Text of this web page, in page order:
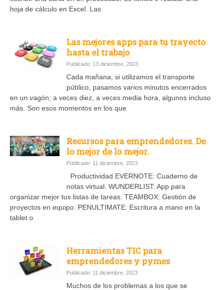
hoja de cálculo en Excel. Las
Las mejores apps para tu trayecto
hasta el trabajo
Publicado: 13 diciembre, 2023
Cada mañana, si utilizamos el transporte
público, pasamos varios minutos encerrados
en un vagón; a veces diez, a veces media hora, algunos incluso
más. Son esos momentos en los que
Recursos para emprendedores. De
lo mejor de lo mejor.
Publicado: 11 diciembre, 2023
Productividad EVERNOTE: Cuaderno de
notas virtual. WUNDERLIST: App para
organizar mejor tus listas de tareas. TEAMBOX: Gestión de
proyectos en equipo. PENULTIMATE: Escritura a mano en la
tablet o
Herramientas TIC para
emprendedores y pymes
Publicado: 11 diciembre, 2023
Muchos de los problemas a los que se